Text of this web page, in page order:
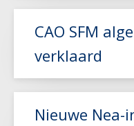
CAO SFM
verklaard
Nieuwe Nea-